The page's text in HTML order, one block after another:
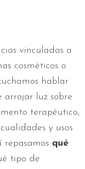
vinculadas a
cosméticos o
hablar
arrojar luz sobre
terapéutico,
y usos
qué
tipo de